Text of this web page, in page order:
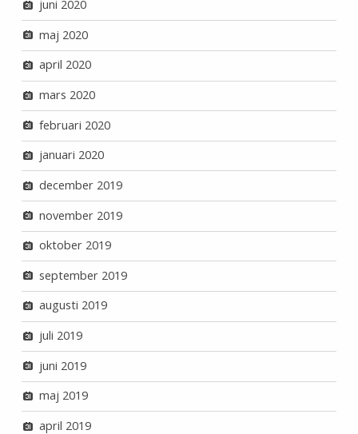
juni 2020
maj 2020
april 2020
mars 2020
februari 2020
januari 2020
december 2019
november 2019
oktober 2019
september 2019
augusti 2019
juli 2019
juni 2019
maj 2019
april 2019